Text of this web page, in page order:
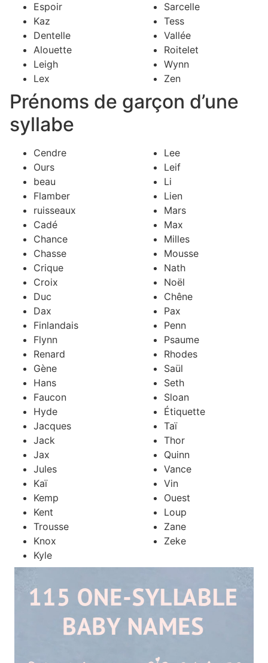
Espoir
Kaz
Dentelle
Alouette
Leigh
Lex
Sarcelle
Tess
Vallée
Roitelet
Wynn
Zen
Prénoms de garçon d’une
syllabe
Cendre
Ours
beau
Flamber
ruisseaux
Cadé
Chance
Chasse
Crique
Croix
Duc
Dax
Finlandais
Flynn
Renard
Gène
Hans
Faucon
Hyde
Jacques
Jack
Jax
Jules
Kaï
Kemp
Kent
Trousse
Knox
Kyle
Lee
Leif
Li
Lien
Mars
Max
Milles
Mousse
Nath
Noël
Chêne
Pax
Penn
Psaume
Rhodes
Saül
Seth
Sloan
Étiquette
Taï
Thor
Quinn
Vance
Vin
Ouest
Loup
Zane
Zeke